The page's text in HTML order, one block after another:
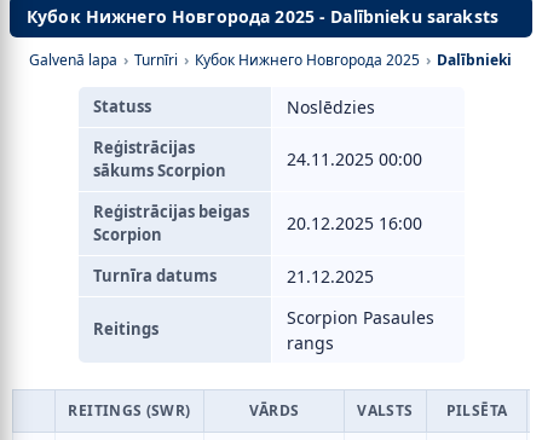
Кубок Нижнего Новгорода 2025 - Dalībnieku saraksts
Galvenā lapa › Turnīri › Кубок Нижнего Новгорода 2025 › Dalībnieki
Statuss Noslēdzies
Reģistrācijas
sākums Scorpion
24.11.2025 00:00
Reģistrācijas beigas
Scorpion
20.12.2025 16:00
Turnīra datums 21.12.2025
Reitings
Scorpion Pasaules
rangs
REITINGS (SWR) VĀRDS VALSTS PILSĒTA